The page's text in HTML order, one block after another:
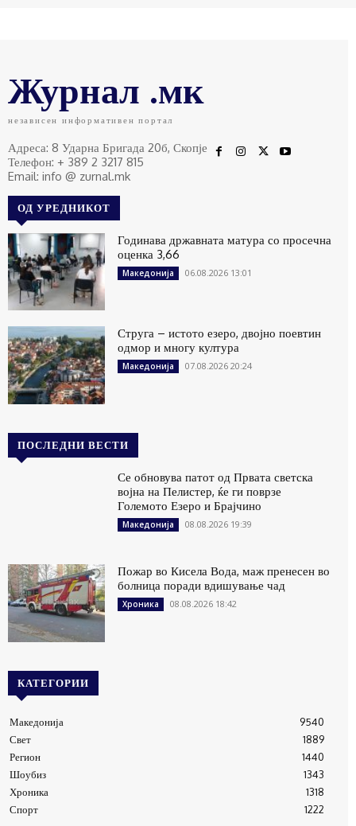
Журнал .мк
независен информативен портал
Адреса: 8 Ударна Бригада 20б, Скопје
Телефон: + 389 2 3217 815
Email: info @ zurnal.mk
ОД УРЕДНИКОТ
Годинава државната матура со просечна
оценка 3,66
Македонија 06.08.2026 13:01
Струга – истото езеро, двојно поевтин
одмор и многу култура
Македонија 07.08.2026 20:24
ПОСЛЕДНИ ВЕСТИ
Се обновува патот од Првата светска
војна на Пелистер, ќе ги поврзе
Големото Езеро и Брајчино
Македонија 08.08.2026 19:39
Пожар во Кисела Вода, маж пренесен во
болница поради вдишување чад
Хроника 08.08.2026 18:42
КАТЕГОРИИ
Македонија
9540
Свет
1889
Регион
1440
Шоубиз
1343
Хроника
1318
Спорт
1222